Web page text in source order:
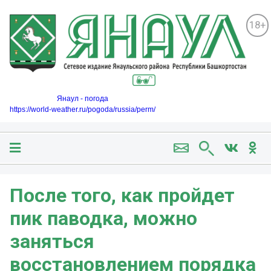
18+
Янаул - погода
https://world-weather.ru/pogoda/russia/perm/
После того, как пройдет
пик паводка, можно
заняться
восстановлением порядка